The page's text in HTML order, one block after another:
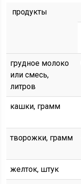
продукты
грудное молоко
или смесь,
литров
кашки, грамм
творожки, грамм
желток, штук